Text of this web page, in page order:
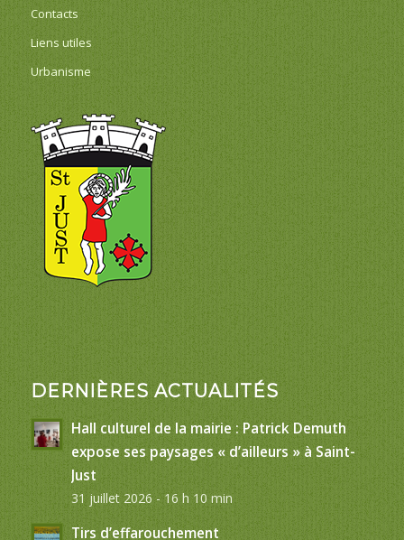
Contacts
Liens utiles
Urbanisme
DERNIÈRES ACTUALITÉS
Hall culturel de la mairie : Patrick Demuth
expose ses paysages « d’ailleurs » à Saint-
Just
31 juillet 2026 - 16 h 10 min
Tirs d’effarouchement